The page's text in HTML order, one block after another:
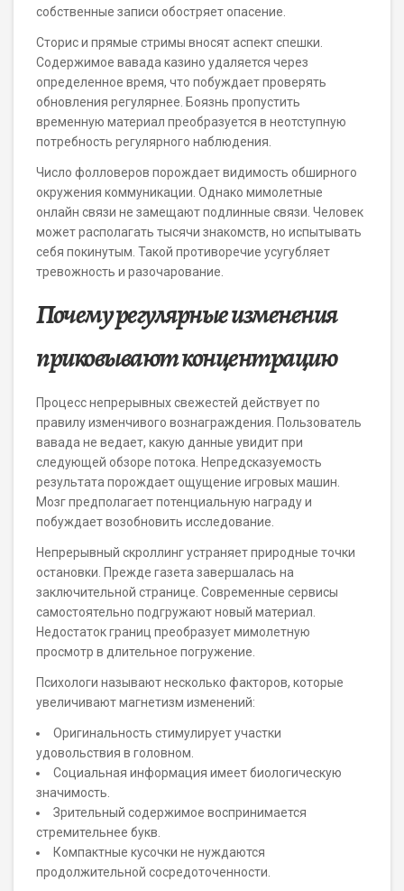
собственные записи обостряет опасение.
Сторис и прямые стримы вносят аспект спешки.
Содержимое вавада казино удаляется через
определенное время, что побуждает проверять
обновления регулярнее. Боязнь пропустить
временную материал преобразуется в неотступную
потребность регулярного наблюдения.
Число фолловеров порождает видимость обширного
окружения коммуникации. Однако мимолетные
онлайн связи не замещают подлинные связи. Человек
может располагать тысячи знакомств, но испытывать
себя покинутым. Такой противоречие усугубляет
тревожность и разочарование.
Почему регулярные изменения
приковывают концентрацию
Процесс непрерывных свежестей действует по
правилу изменчивого вознаграждения. Пользователь
вавада не ведает, какую данные увидит при
следующей обзоре потока. Непредсказуемость
результата порождает ощущение игровых машин.
Мозг предполагает потенциальную награду и
побуждает возобновить исследование.
Непрерывный скроллинг устраняет природные точки
остановки. Прежде газета завершалась на
заключительной странице. Современные сервисы
самостоятельно подгружают новый материал.
Недостаток границ преобразует мимолетную
просмотр в длительное погружение.
Психологи называют несколько факторов, которые
увеличивают магнетизм изменений:
Оригинальность стимулирует участки
удовольствия в головном.
Социальная информация имеет биологическую
значимость.
Зрительный содержимое воспринимается
стремительнее букв.
Компактные кусочки не нуждаются
продолжительной сосредоточенности.